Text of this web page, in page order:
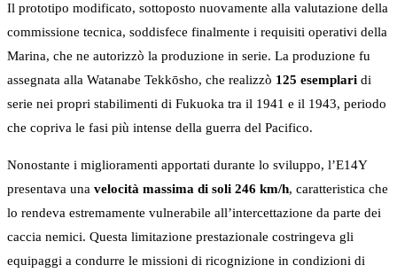
Il prototipo modificato, sottoposto nuovamente alla valutazione della
commissione tecnica, soddisfece finalmente i requisiti operativi della
Marina, che ne autorizzò la produzione in serie. La produzione fu
assegnata alla Watanabe Tekkōsho, che realizzò 125 esemplari di
serie nei propri stabilimenti di Fukuoka tra il 1941 e il 1943, periodo
che copriva le fasi più intense della guerra del Pacifico.
Nonostante i miglioramenti apportati durante lo sviluppo, l’E14Y
presentava una velocità massima di soli 246 km/h, caratteristica che
lo rendeva estremamente vulnerabile all’intercettazione da parte dei
caccia nemici. Questa limitazione prestazionale costringeva gli
equipaggi a condurre le missioni di ricognizione in condizioni di